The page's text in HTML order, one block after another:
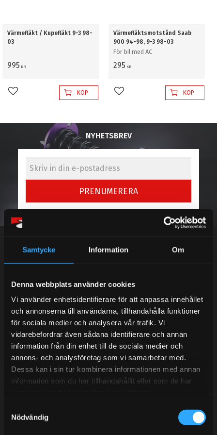
Samtycke Information Om
Denna webbplats använder cookies
Vi använder enhetsidentifierare för att anpassa innehållet
och annonserna till användarna, tillhandahålla funktioner
för sociala medier och analysera vår trafik. Vi
vidarebefordrar även sådana identifierare och annan
information från din enhet till de sociala medier och
annons- och analysföretag som vi samarbetar med.
Dessa kan i sin tur kombinera informationen med annan
information som du har tillhandahållit eller som de har
Nödvändig
Värmefläkt / Kupefläkt 9-3 98-
03
995 KR
Lägg till i favoriterKÖP
Värmefläktsmotstånd Saab
900 94-98, 9-3 98-03
För bil med AC
295 KR
Lägg till i favoriterKÖP
NYHETSBREV
PRENUMERERA
integritetspolicy
Semestertider.
Under V.27 - V.33 nås vi enbart på mejl. Ordrar skickas
under sommaren men med viss fördröjning. 2/7 -9/7 är
det helt stängt.
Mån-Tors: 10:30-15:00
Lunchstängt 12:00-13:00